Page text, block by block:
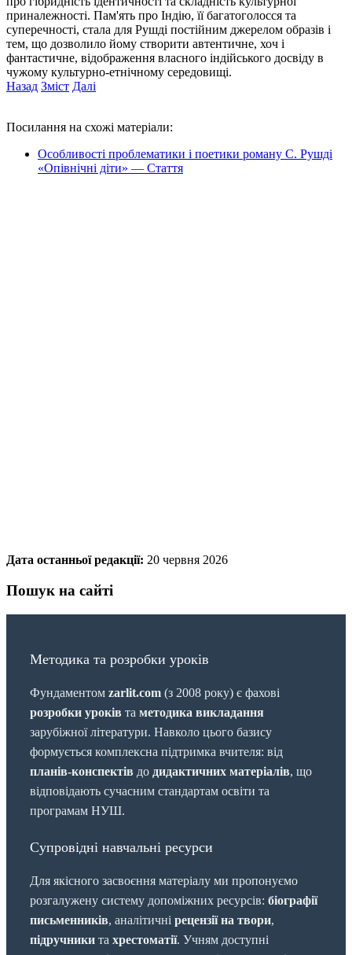
приналежності. Пам'ять про Індію, її багатоголосся та
суперечності, стала для Рушді постійним джерелом образів і
тем, що дозволило йому створити автентичне, хоч і
фантастичне, відображення власного індійського досвіду в
чужому культурно-етнічному середовищі.
Назад Зміст Далі
Посилання на схожі матеріали:
Особливості проблематики і поетики роману С. Рушді
«Опівнічні діти» — Стаття
Дата останньої редакції: 20 червня 2026
Пошук на сайті
Методика та розробки уроків
Фундаментом zarlit.com (з 2008 року) є фахові
розробки уроків та методика викладання
зарубіжної літератури. Навколо цього базису
формується комплексна підтримка вчителя: від
планів-конспектів до дидактичних матеріалів, що
відповідають сучасним стандартам освіти та
програмам НУШ.
Супровідні навчальні ресурси
Для якісного засвоєння матеріалу ми пропонуємо
розгалужену систему допоміжних ресурсів: біографії
письменників, аналітичні рецензії на твори,
підручники та хрестоматії. Учням доступні